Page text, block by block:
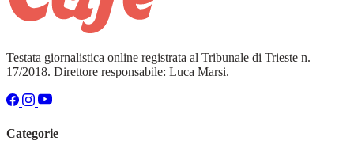
Testata giornalistica online registrata al Tribunale di Trieste n.
17/2018. Direttore responsabile: Luca Marsi.
Categorie